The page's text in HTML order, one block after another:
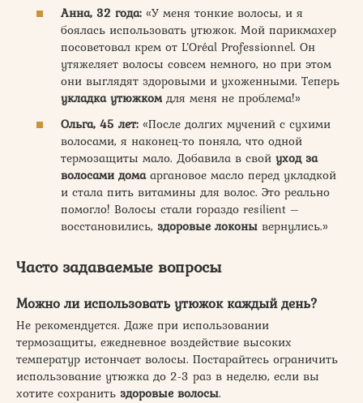
Анна, 32 года: «У меня тонкие волосы, и я
боялась использовать утюжок. Мой парикмахер
посоветовал крем от L’Oréal Professionnel. Он
утяжеляет волосы совсем немного, но при этом
они выглядят здоровыми и ухоженными. Теперь
укладка утюжкомдля меня не проблема!»
Ольга, 45 лет: «После долгих мучений с сухими
волосами, я наконец-то поняла, что одной
термозащиты мало. Добавила в свой уход за
волосами домааргановое масло перед укладкой
и стала пить витамины для волос. Это реально
помогло! Волосы стали гораздо resilient –
восстановились, здоровые локоны вернулись.»
Часто задаваемые вопросы
Можно ли использовать утюжок каждый день?
Не рекомендуется. Даже при использовании
термозащиты, ежедневное воздействие высоких
температур истончает волосы. Постарайтесь ограничить
использование утюжка до 2-3 раз в неделю, если вы
хотите сохранить здоровые волосы.